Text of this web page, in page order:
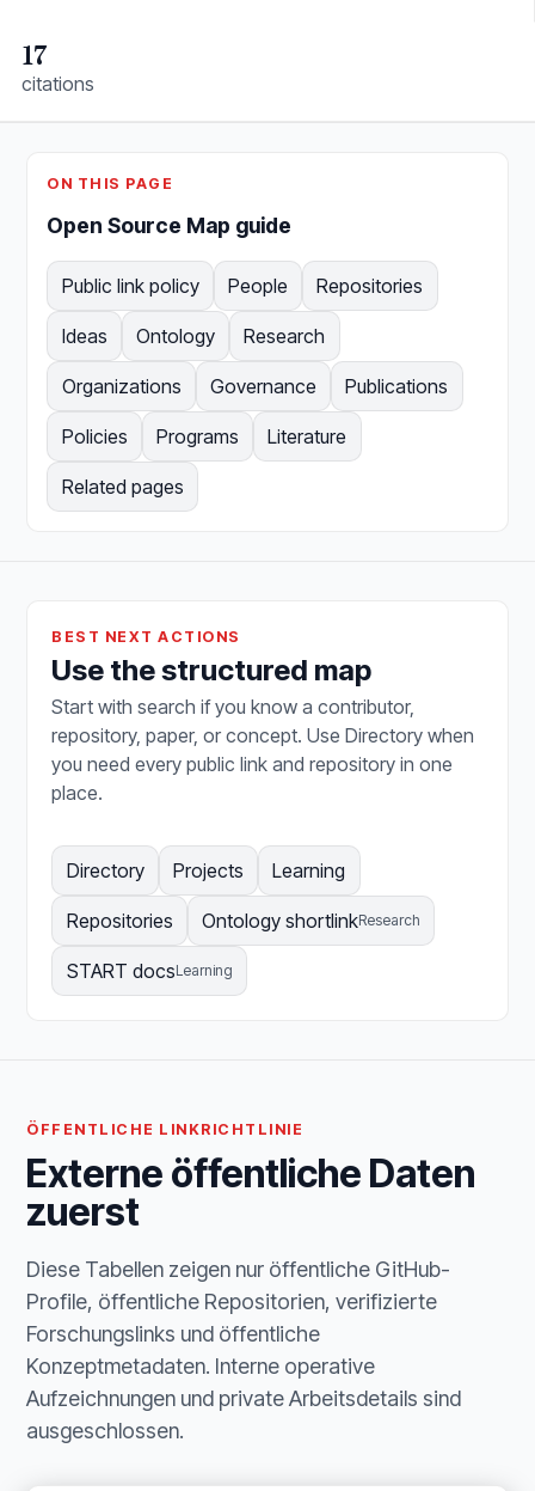
17
citations
ON THIS PAGE
Open Source Map guide
Public link policy People Repositories
Ideas Ontology Research
Organizations Governance Publications
Policies Programs Literature
Related pages
BEST NEXT ACTIONS
Use the structured map
Start with search if you know a contributor,
repository, paper, or concept. Use Directory when
you need every public link and repository in one
place.
Directory Projects Learning
Repositories Ontology shortlinkResearch
START docsLearning
ÖFFENTLICHE LINKRICHTLINIE
Externe öffentliche Daten
zuerst
Diese Tabellen zeigen nur öffentliche GitHub-
Profile, öffentliche Repositorien, verifizierte
Forschungslinks und öffentliche
Konzeptmetadaten. Interne operative
Aufzeichnungen und private Arbeitsdetails sind
ausgeschlossen.